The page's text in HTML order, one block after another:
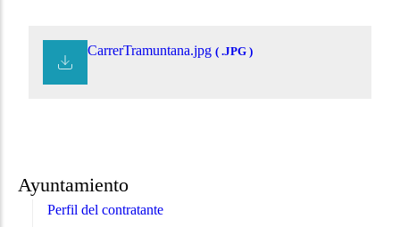
Ayuntamiento
Perfil del contratante
CarrerTramuntana.jpg ( .JPG )